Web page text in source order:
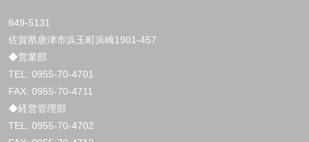
849-5131
佐賀県唐津市浜玉町浜崎1901-457
◆営業部
TEL: 0955-70-4701
FAX: 0955-70-4711
◆経営管理部
TEL: 0955-70-4702